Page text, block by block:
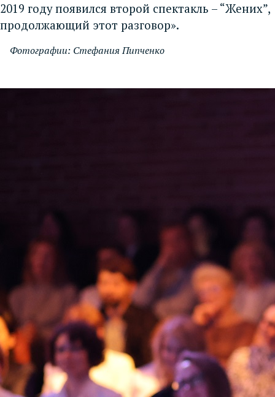
2019 году появился второй спектакль – “Жених”,
продолжающий этот разговор».
Фотографии: Стефания Пипченко